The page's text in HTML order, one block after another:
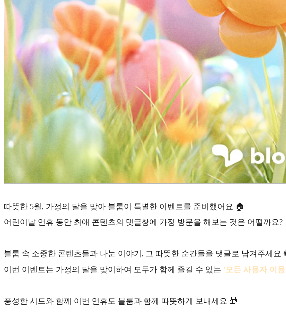
따뜻한 5월, 가정의 달을 맞아 블룸이 특별한 이벤트를 준비했어요 🏠
어린이날 연휴 동안 최애 콘텐츠의 댓글창에 가정 방문을 해보는 것은 어떨까요?
블룸 속 소중한 콘텐츠들과 나눈 이야기, 그 따뜻한 순간들을 댓글로 남겨주세
이번 이벤트는 가정의 달을 맞이하여 모두가 함께 즐길 수 있는 '모든 사용자 이
풍성한 시드와 함께 이번 연휴도 블룸과 함께 따뜻하게 보내세요 🎁